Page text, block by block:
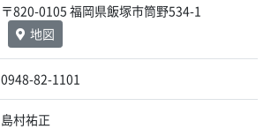
〒820-0105 福岡県飯塚市筒野534-1
地図
0948-82-1101
島村祐正